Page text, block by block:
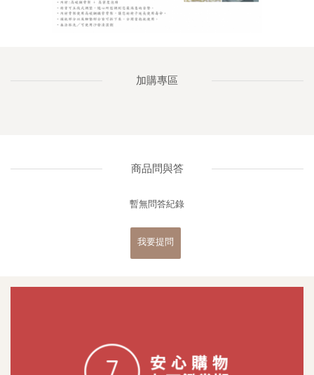
加購專區
商品問與答
暫無問答紀錄
我要提問